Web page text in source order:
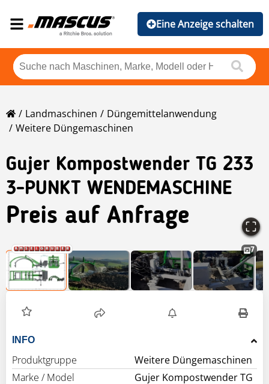
Eine Anzeige schalten
Landmaschinen
Düngemittelanwendung
Weitere Düngemaschinen
Gujer Kompostwender TG 233
3-PUNKT WENDEMASCHINE
Preis auf Anfrage
7
INFO
Produktgruppe
Weitere Düngemaschinen
Marke / Model
Gujer Kompostwender TG